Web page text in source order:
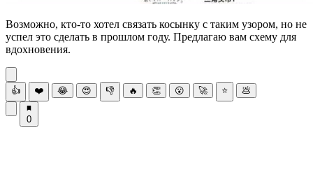
Возможно, кто-то хотел связать косынку с таким узором, но не
успел это сделать в прошлом году. Предлагаю вам схему для
вдохновения.
👍 ❤️ 😂 😍 👎 🔥 👏 😮 🚀 ⭐ 💩
0